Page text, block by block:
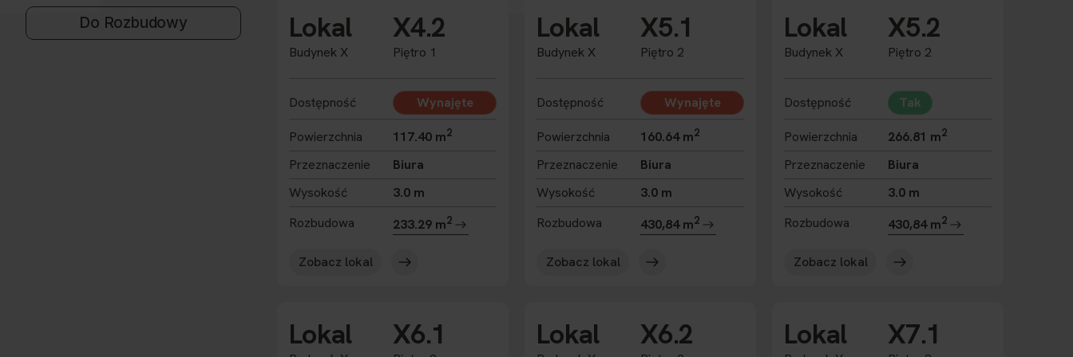
Do Rozbudowy Lokal
Budynek X
X4.2
Piętro 1
Dostępność Wynajęte
Powierzchnia 117.40 m2
Przeznaczenie
Biura
Wysokość
3.0 m
Rozbudowa
233.29 m2
Zobacz lokal
Lokal
Budynek X
X5.1
Piętro 2
Dostępność Wynajęte
Powierzchnia 160.64 m2
Przeznaczenie
Biura
Wysokość
3.0 m
Rozbudowa
430,84 m2
Zobacz lokal
Lokal
Budynek X
X5.2
Piętro 2
Dostępność Tak
Powierzchnia 266.81 m2
Przeznaczenie
Biura
Wysokość
3.0 m
Rozbudowa
430,84 m2
Zobacz lokal
Lokal X6.1 Lokal X6.2 Lokal X7.1